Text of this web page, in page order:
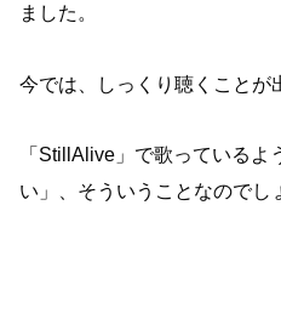
ました。
今では、しっくり聴くことが
「StillAlive」で歌っている
い」、そういうことなのでし